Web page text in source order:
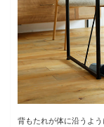
背もたれが体に沿うよ